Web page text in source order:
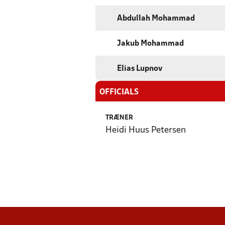
Abdullah Mohammad
Jakub Mohammad
Elias Lupnov
OFFICIALS
TRÆNER
Heidi Huus Petersen